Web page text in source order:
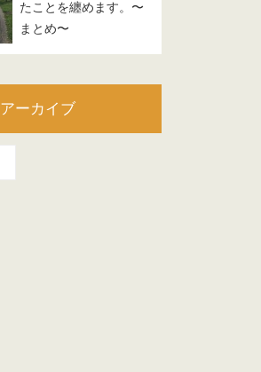
たことを纏めます。〜
まとめ〜
アーカイブ